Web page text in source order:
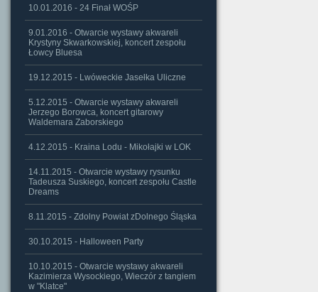
10.01.2016 - 24 Finał WOŚP
9.01.2016 - Otwarcie wystawy akwareli
Krystyny Skwarkowskiej, koncert zespołu
Łowcy Bluesa
19.12.2015 - Lwóweckie Jasełka Uliczne
5.12.2015 - Otwarcie wystawy akwareli
Jerzego Borowca, koncert gitarowy
Waldemara Zaborskiego
4.12.2015 - Kraina Lodu - Mikołajki w LOK
14.11.2015 - Otwarcie wystawy rysunku
Tadeusza Suskiego, koncert zespołu Castle
Dreams
8.11.2015 - Zdolny Powiat zDolnego Śląska
30.10.2015 - Halloween Party
10.10.2015 - Otwarcie wystawy akwareli
Kazimierza Wysockiego, Wieczór z tangiem
w "Klatce"